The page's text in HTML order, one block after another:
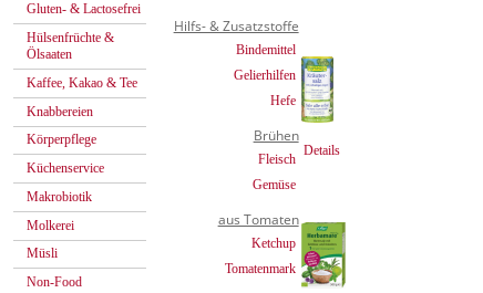
Gluten- & Lactosefrei
Hülsenfrüchte &
Ölsaaten
Kaffee, Kakao & Tee
Knabbereien
Körperpflege
Küchenservice
Makrobiotik
Molkerei
Müsli
Non-Food
Hilfs- & Zusatzstoffe
Bindemittel
Gelierhilfen
Hefe
Brühen
Fleisch
Gemüse
aus Tomaten
Ketchup
Tomatenmark
Details